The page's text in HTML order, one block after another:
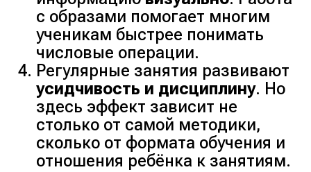
с образами помогает многим
ученикам быстрее понимать
числовые операции.
Регулярные занятия развивают
усидчивость и дисциплину. Но
здесь эффект зависит не
столько от самой методики,
сколько от формата обучения и
отношения ребёнка к занятиям.